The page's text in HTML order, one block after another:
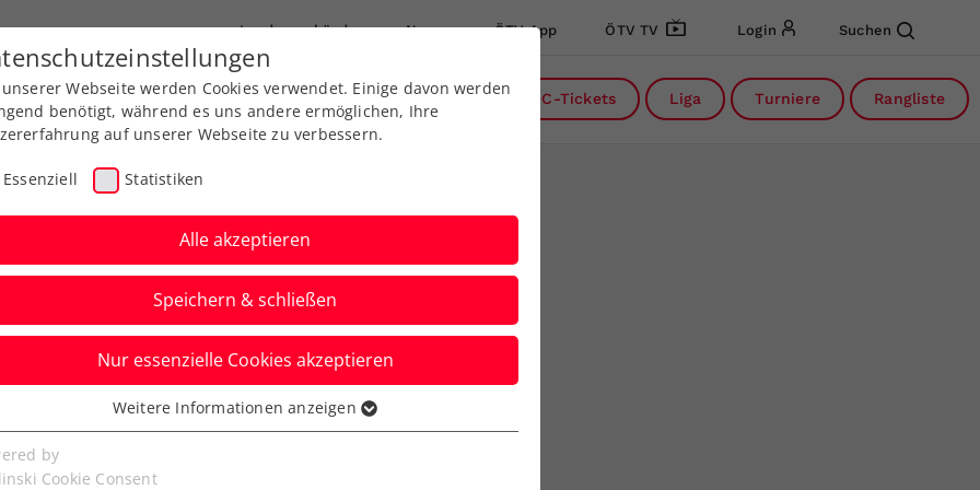
Landesverbände News ÖTV App ÖTV TV Login Suchen
Ausbildung Services Über uns DC-Tickets Liga Turniere Rangliste
bei den Erste
Webseite werden Cookies verwendet. Einige davon werden
benötigt, während es uns andere ermöglichen, Ihre
auf unserer Webseite zu verbessern.
Essenziell Statistiken
Alle akzeptieren
Speichern & schließen
Nur essenzielle Cookies akzeptieren
Cookies werden für grundlegende Funktionen der
benötigt. Dadurch ist gewährleistet, dass die Webseite
Weitere Informationen anzeigen
by
Cookie Consent